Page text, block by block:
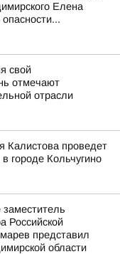
Елена
свой
отмечают
отрасли
Калистова проведет
городе Кольчугино
Российской
представил
области